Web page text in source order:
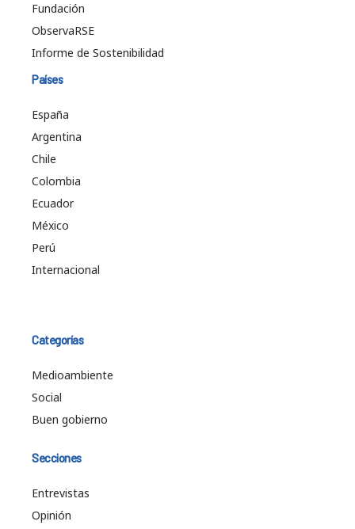
Fundación
ObservaRSE
Informe de Sostenibilidad
Países
España
Argentina
Chile
Colombia
Ecuador
México
Perú
Internacional
Categorías
Medioambiente
Social
Buen gobierno
Secciones
Entrevistas
Opinión